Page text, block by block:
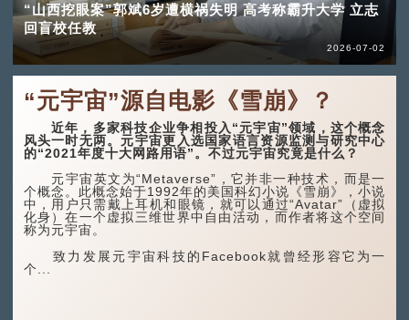
“山西挖眼案”郭斌6岁遭横祸失明 高考称霸升大学 立志
回盲校任教
2026-07-02
“元宇宙”源自电影《雪崩》？
近年，多家科技企业争相投入“元宇宙”领域，这个概念
风头一时无两。元宇宙更入选国家语言资源监测与研究中心
的“2021年度十大网路用语”。不过元宇宙究竟是什么？
元宇宙英文为“Metaverse”，它并非一种技术，而是一
个概念。此概念始于1992年的美国科幻小说《雪崩》，小说
中，用户只需戴上耳机和眼镜，就可以通过“Avatar”（虚拟
化身）在一个虚拟三维世界中自由活动，而作者将这个空间
称为元宇宙。
致力发展元宇宙科技的Facebook就曾经形容它为一
个...